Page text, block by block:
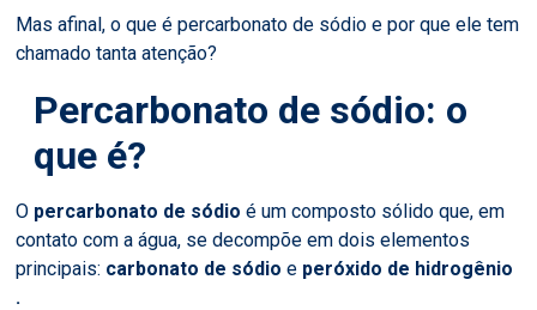
Mas afinal, o que é percarbonato de sódio e por que ele tem
chamado tanta atenção?
Percarbonato de sódio: o
que é?
O percarbonato de sódio é um composto sólido que, em
contato com a água, se decompõe em dois elementos
principais: carbonato de sódioe peróxido de hidrogênio
.